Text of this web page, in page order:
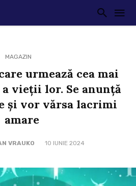
MAGAZIN
urmează cea mai
vieții lor. Se anunță
și vor vărsa lacrimi
amare
VRAUKO 10 IUNIE 2024